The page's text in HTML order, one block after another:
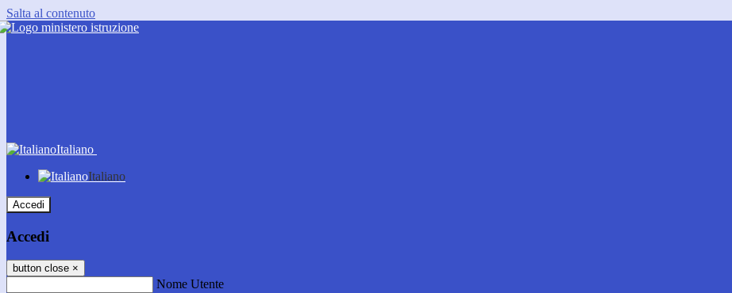
Salta al contenuto
Italiano
Italiano
Accedi
Accedi
button close ×
Nome Utente